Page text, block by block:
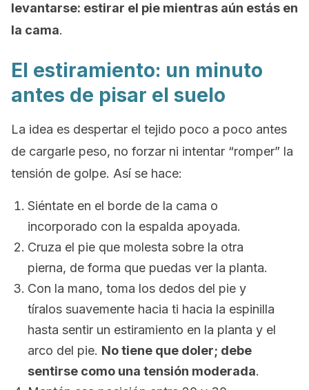
levantarse: estirar el pie mientras aún estás en
la cama.
El estiramiento: un minuto
antes de pisar el suelo
La idea es despertar el tejido poco a poco antes
de cargarle peso, no forzar ni intentar “romper” la
tensión de golpe. Así se hace:
Siéntate en el borde de la cama o
incorporado con la espalda apoyada.
Cruza el pie que molesta sobre la otra
pierna, de forma que puedas ver la planta.
Con la mano, toma los dedos del pie y
tíralos suavemente hacia ti hacia la espinilla
hasta sentir un estiramiento en la planta y el
arco del pie. No tiene que doler; debe
sentirse como una tensión moderada.